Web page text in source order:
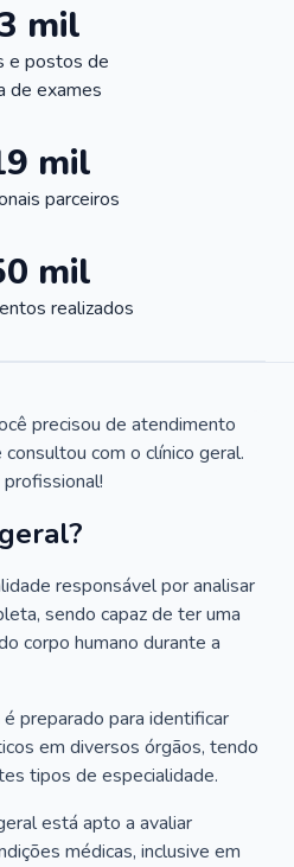
mil
e postos de
de exames
mil
parceiros
mil
realizados
precisou de atendimento
com o clínico geral.
responsável por analisar
sendo capaz de ter uma
corpo humano durante a
preparado para identificar
em diversos órgãos, tendo
tipos de especialidade.
está apto a avaliar
médicas, inclusive em